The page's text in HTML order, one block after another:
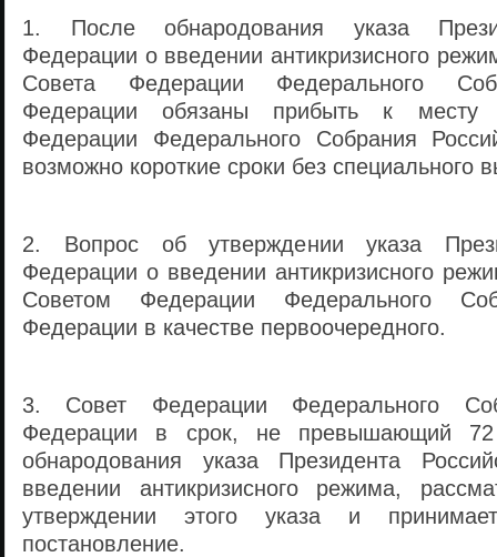
1. После обнародования указа
Федерации о введении антикризисного
Совета Федерации Федерального
Федерации обязаны прибыть к месту
Федерации Федерального Собрания
возможно короткие сроки без специального
2. Вопрос об утверждении указа
Федерации о введении антикризисного
Советом Федерации Федерального
Федерации в качестве первоочередного.
3. Совет Федерации Федерального
Федерации в срок, не превышающий
обнародования указа Президента
введении антикризисного режима,
утверждении этого указа и
постановление.